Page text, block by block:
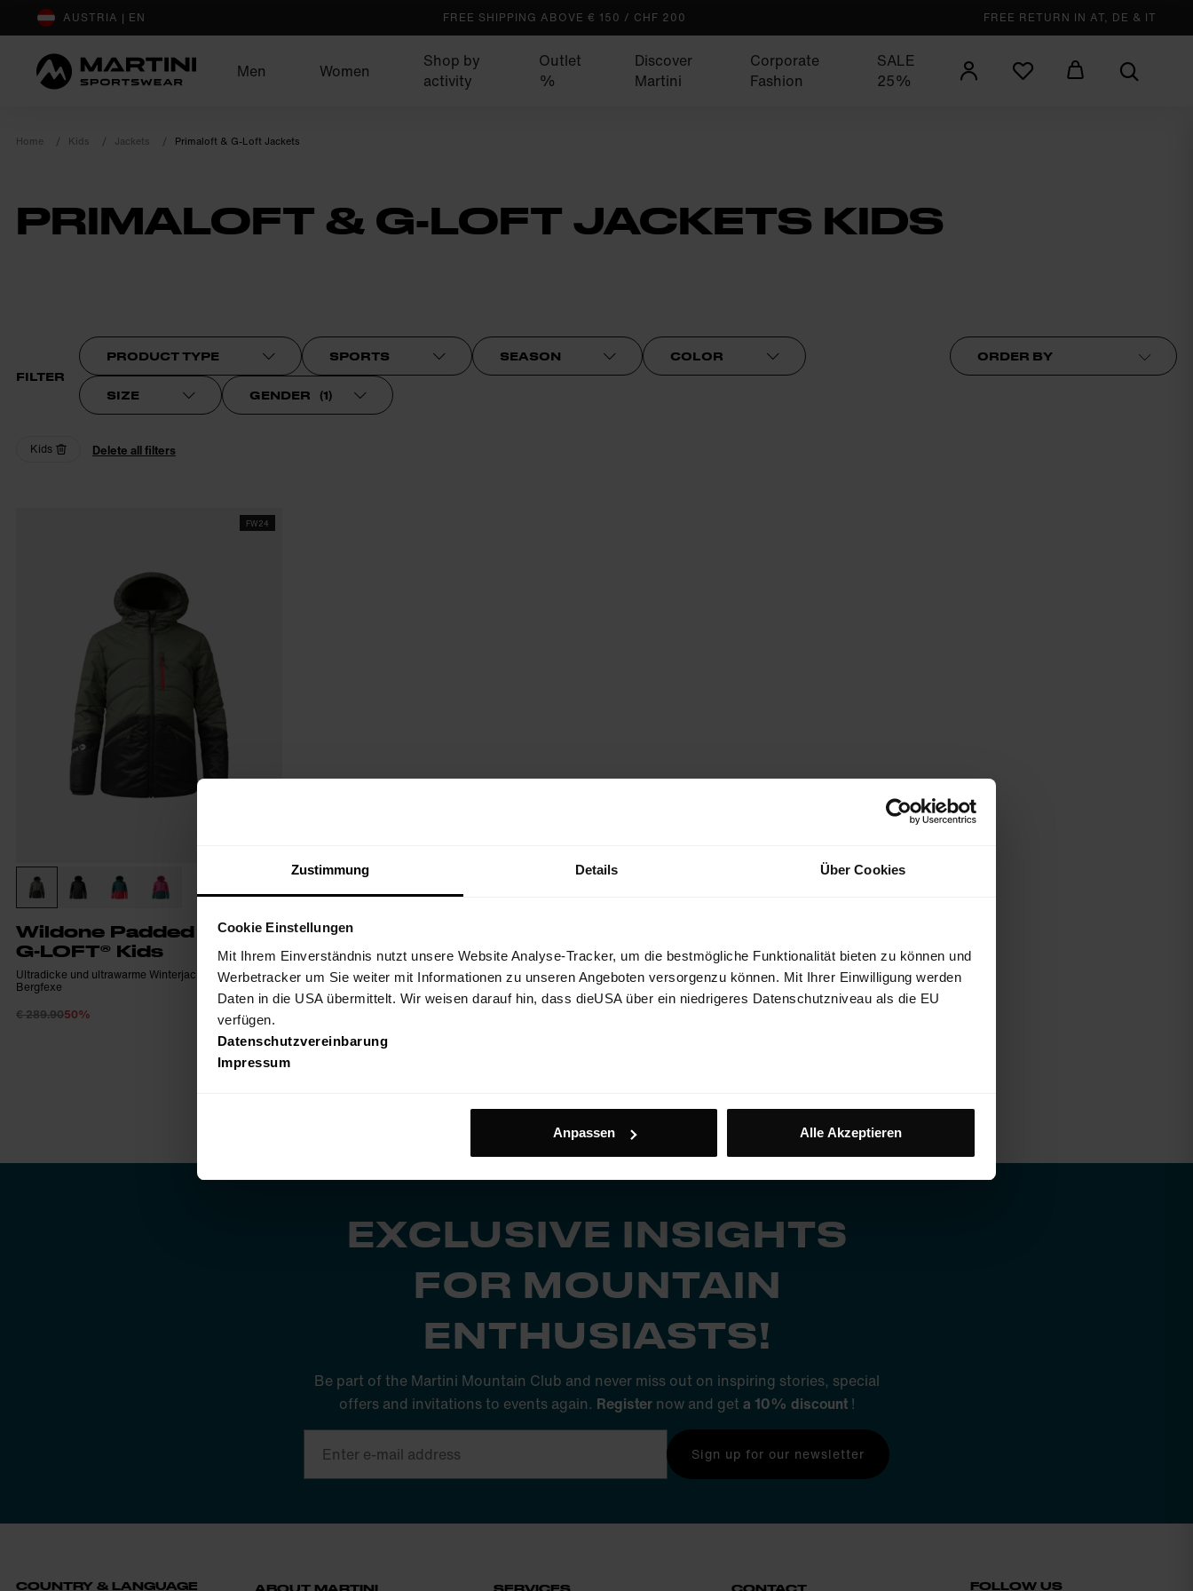
Zustimmung Details Über Cookies
Cookie Einstellungen
Mit Ihrem Einverständnis nutzt unsere Website Analyse-Tracker, um die bestmögliche Funktionalität bieten zu können und
Werbetracker um Sie weiter mit Informationen zu unseren Angeboten versorgenzu können. Mit Ihrer Einwilligung werden
Daten in die USA übermittelt. Wir weisen darauf hin, dass dieUSA über ein niedrigeres Datenschutzniveau als die EU
verfügen.
Datenschutzvereinbarung
Impressum
Anpassen Alle Akzeptieren
sr.Table Of Content
AUSTRIA | EN FREE SHIPPING ABOVE € 150 / CHF 200 FREE RETURN IN AT, DE & IT
Men Women
Shop by
activity
Outlet
%
Discover
Martini
Corporate
Fashion
SALE
25%
Home Kids Jackets Primaloft & G-Loft Jackets
PRIMALOFT & G-LOFT JACKETS KIDS
FILTER
PRODUCT TYPE SPORTS SEASON COLOR
SIZE GENDER (1)
Order by
Kids Delete all filters
FW24
Wildone Padded Jacket
G-LOFT® Kids
Ultradicke und ultrawarme Winterjacke für junge
Bergfexe
€ 289.9050% € 144.95
EXCLUSIVE INSIGHTS
FOR MOUNTAIN
ENTHUSIASTS!
Be part of the Martini Mountain Club and never miss out on inspiring stories, special
offers and invitations to events again. Registernow and get a 10% discount !
Sign up for our newsletter
COUNTRY & LANGUAGE ABOUT MARTINI SERVICES CONTACT FOLLOW US